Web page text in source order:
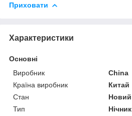
Приховати
Характеристики
Основні
Виробник
China
Країна виробник
Китай
Стан
Новий
Тип
Нічник